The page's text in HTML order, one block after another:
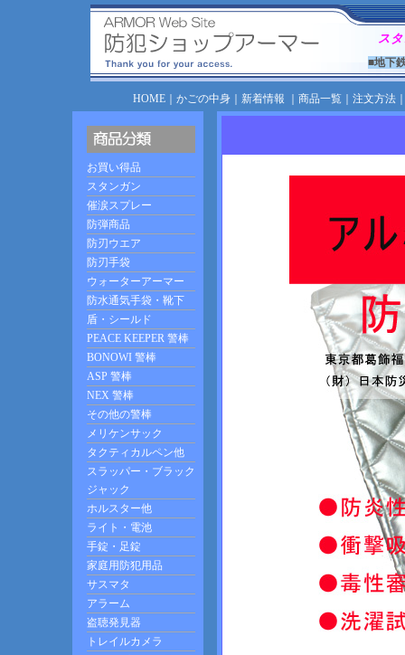
ス
■地下
HOME｜ かごの中身｜ 新着情報 商品一覧｜ 注文方法